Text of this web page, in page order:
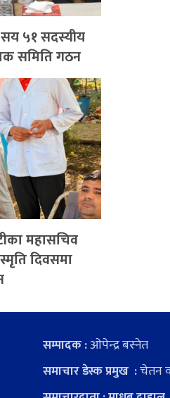
सय ५१ सदस्यीय
समिति गठन
महासचिव
दिवसमा
सम्पादक :ओपेन्द्र बस्नेत
समाचार डेस्क प्रमुख :चेतन